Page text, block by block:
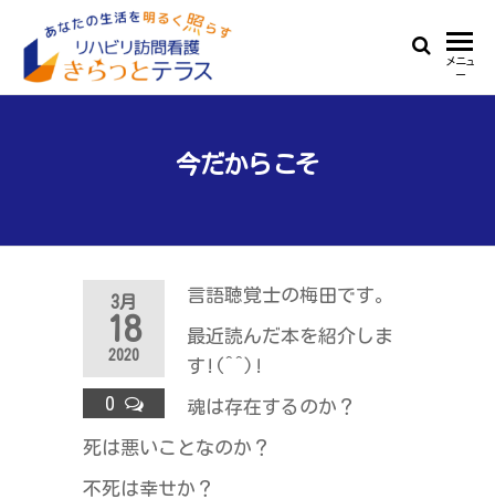
the
ハ
リ
問
護
き
ら
っ
と
生
活
照
ら
メニュ
ー
今だからこそ
3月
18
2020
0
言語聴覚士の梅田です。
最近読んだ本を紹介しま
す!(^^)!
魂は存在するのか？
死は悪いことなのか？
不死は幸せか？